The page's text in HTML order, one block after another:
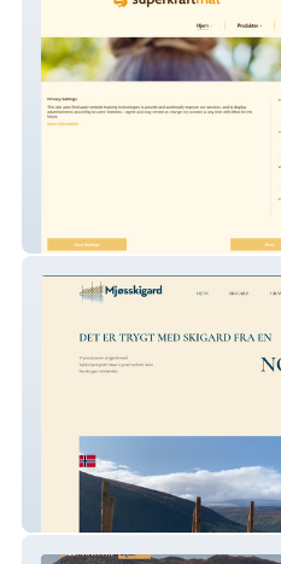
Urkraftmat.no
Mjøsskigard